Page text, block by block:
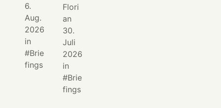
6.
Aug.
2026
in
Brie
fings
Flori
an
30.
Juli
2026
in
Brie
fings